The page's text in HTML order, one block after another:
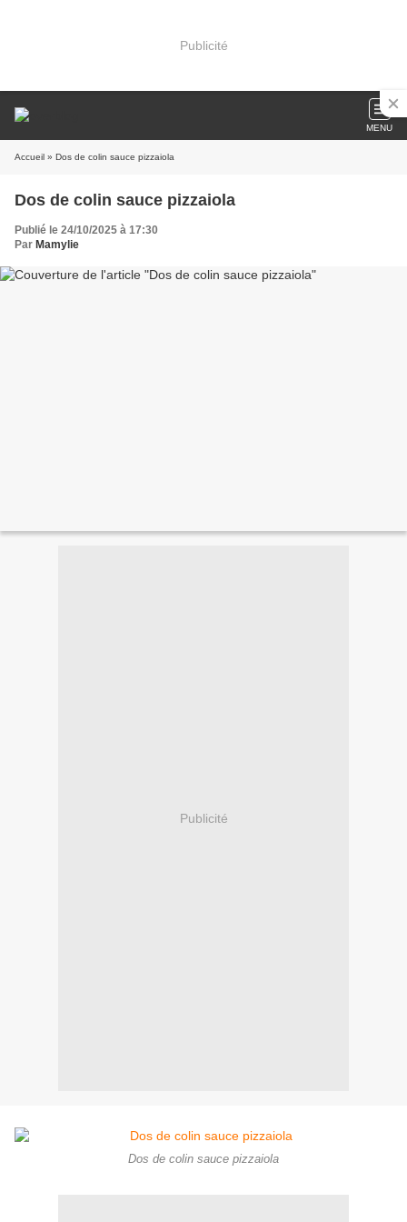
Publicité
MENU
Accueil » Dos de colin sauce pizzaiola
Dos de colin sauce pizzaiola
Publié le 24/10/2025 à 17:30
Par Mamylie
Publicité
Dos de colin sauce pizzaiola